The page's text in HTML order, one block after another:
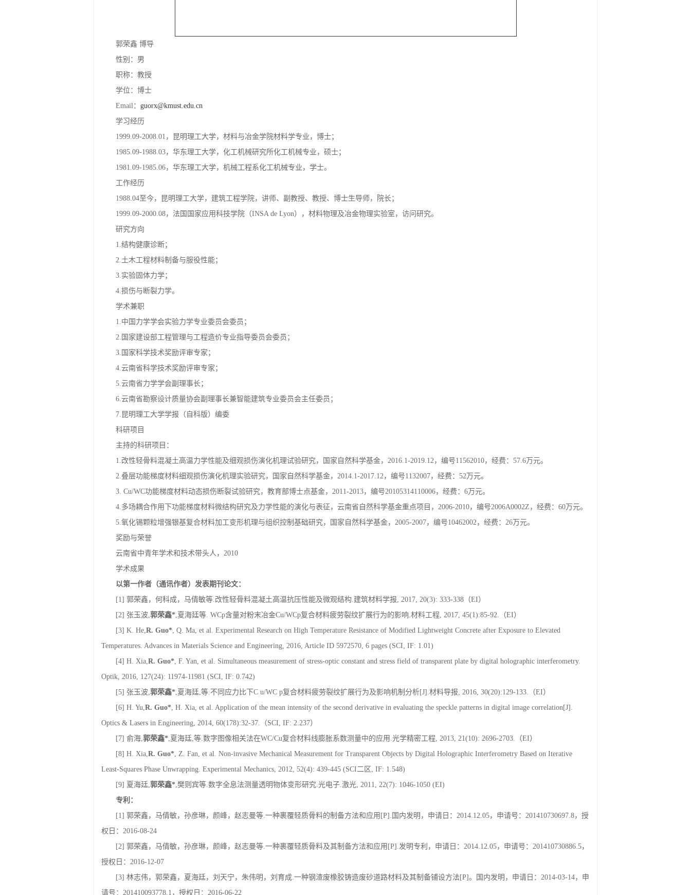
郭荣鑫 博导
性别：男
职称：教授
学位：博士
Email：guorx@kmust.edu.cn
1999.09-2008.01，昆明理工大学，材料与冶金学院材料学专业，博士；
1985.09-1988.03，华东理工大学，化工机械研究所化工机械专业，硕士；
1981.09-1985.06，华东理工大学，机械工程系化工机械专业，学士。
工作经历
1988.04至今，昆明理工大学，建筑工程学院，讲师、副教授、教授、博士生导师，院长；
1999.09-2000.08，法国国家应用科技学院（INSA de Lyon），材料物理及冶金物理实验室，访问研究。
研究方向
1.结构健康诊断；
2.土木工程材料制备与服役性能；
3.实验固体力学；
4.损伤与断裂力学。
学术兼职
1.中国力学学会实验力学专业委员会委员；
2.国家建设部工程管理与工程造价专业指导委员会委员；
3.国家科学技术奖励评审专家；
4.云南省科学技术奖励评审专家；
5.云南省力学学会副理事长；
6.云南省勘察设计质量协会副理事长兼智能建筑专业委员会主任委员；
7.昆明理工大学学报（自科版）编委
科研项目
主持的科研项目：
1.改性轻骨料混凝土高温力学性能及细观损伤演化机理试验研究，国家自然科学基金，2016.1-2019.12，编号11562010，经费：57.6万元。
2.叠层功能梯度材料细观损伤演化机理实验研究，国家自然科学基金，2014.1-2017.12，编号1132007，经费：52万元。
3. Cu/WC功能梯度材料动态损伤断裂试验研究，教育部博士点基金，2011-2013，编号20105314110006，经费：6万元。
4.多场耦合作用下功能梯度材料微结构研究及力学性能的演化与表征，云南省自然科学基金重点项目，2006-2010，编号2006A0002Z，经费：60万元。
5.氧化锡颗粒增强银基复合材料加工变形机理与组织控制基础研究，国家自然科学基金，2005-2007，编号10462002，经费：26万元。
奖励与荣誉
云南省中青年学术和技术带头人，2010
学术成果
以第一作者（通讯作者）发表期刊论文：
[1] 郭荣鑫，何科成，马倩敏等.改性轻骨料混凝土高温抗压性能及微观结构.建筑材料学报, 2017, 20(3): 333-338（EI）
[2] 张玉波,
*
,夏海廷等. WCp含量对粉末冶金Cu/WCp复合材料疲劳裂纹扩展行为的影响.材料工程, 2017, 45(1):85-92.（EI）
, Q. Ma, et al. Experimental Research on High Temperature Resistance of Modified Lightweight Concrete after Exposure to Elevated
Temperatures. Advances in Materials Science and Engineering, 2016, Article ID 5972570, 6 pages (SCI, IF: 1.01)
[4] H. Xia,
R. Guo*
, F. Yan, et al. Simultaneous measurement of stress-optic constant and stress field of transparent plate by digital holographic interferometry.
Optik, 2016, 127(24): 11974-11981 (SCI, IF: 0.742)
[5] 张玉波,
郭荣鑫*
,夏海廷,等.不同应力比下C u/WC p复合材料疲劳裂纹扩展行为及影响机制分析[J].材料导报, 2016, 30(20):129-133.（EI）
R. Guo*
, H. Xia, et al. Application of the mean intensity of the second derivative in evaluating the speckle patterns in digital image correlation[J].
Optics & Lasers in Engineering, 2014, 60(178):32-37.（SCI, IF: 2.237）
[7] 俞海,
郭荣鑫
,夏海廷,等.数字图像相关法在WC/Cu复合材料线膨胀系数测量中的应用.光学精密工程, 2013, 21(10): 2696-2703.（EI）
[8] H. Xia,
, Z. Fan, et al. Non-invasive Mechanical Measurement for Transparent Objects by Digital Holographic Interferometry Based on Iterative
Least-Squares Phase Unwrapping. Experimental Mechanics, 2012, 52(4): 439-445 (SCI二区, IF: 1.548)
[9] 夏海廷,
专利：
[1] 郭荣鑫，马倩敏，孙彦琳，颜峰，赵志曼等.一种裹覆轻质骨料的制备方法和应用[P].国内发明，申请日：2014.12.05，申请号：201410730697.8，授
权日：2016-08-24
[2] 郭荣鑫，马倩敏，孙彦琳，颜峰，赵志曼等.一种裹覆轻质骨料及其制备方法和应用[P].发明专利，申请日：2014.12.05，申请号：201410730886.5，
授权日：2016-12-07